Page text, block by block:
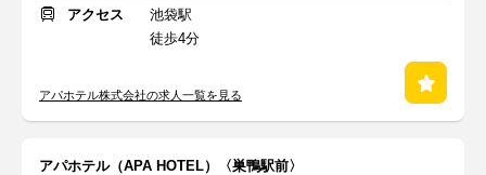
アクセス
池袋駅
徒歩4分
アパホテル株式会社の求人一覧を見る
アパホテル（APA HOTEL）〈巣鴨駅前〉